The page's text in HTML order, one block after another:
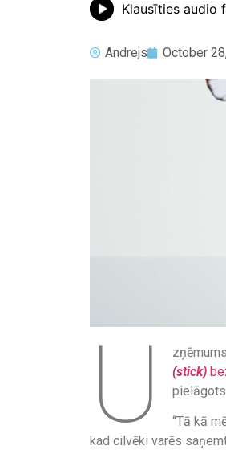
Klausīties audio
Andrejs October
U
(stick)
“Tā kā
kad cilvēki varēs